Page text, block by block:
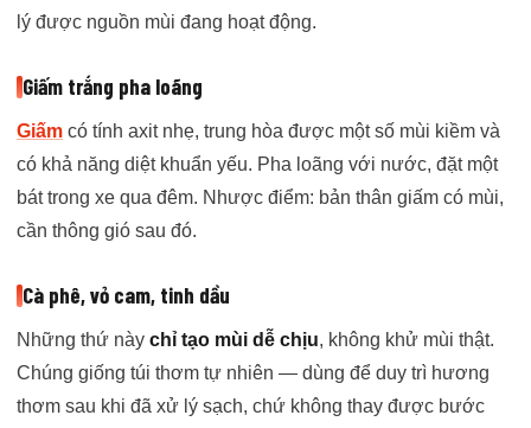
lý được nguồn mùi đang hoạt động.
Giấm trắng pha loãng
Giấm có tính axit nhẹ, trung hòa được một số mùi kiềm và
có khả năng diệt khuẩn yếu. Pha loãng với nước, đặt một
bát trong xe qua đêm. Nhược điểm: bản thân giấm có mùi,
cần thông gió sau đó.
Cà phê, vỏ cam, tinh dầu
Những thứ này chỉ tạo mùi dễ chịu, không khử mùi thật.
Chúng giống túi thơm tự nhiên — dùng để duy trì hương
thơm sau khi đã xử lý sạch, chứ không thay được bước